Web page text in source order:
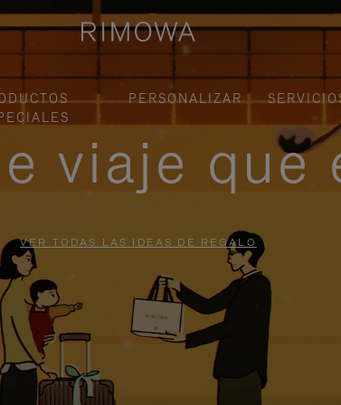
PERSONALIZAR
viaje
VER TODAS LAS IDEAS DE REGALO